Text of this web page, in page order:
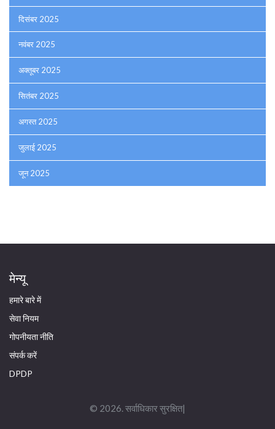
दिसंबर 2025
नवंबर 2025
अक्तूबर 2025
सितंबर 2025
अगस्त 2025
जुलाई 2025
जून 2025
मेन्यू
हमारे बारे में
सेवा नियम
गोपनीयता नीति
संपर्क करें
DPDP
© 2026. सर्वाधिकार सुरक्षित|